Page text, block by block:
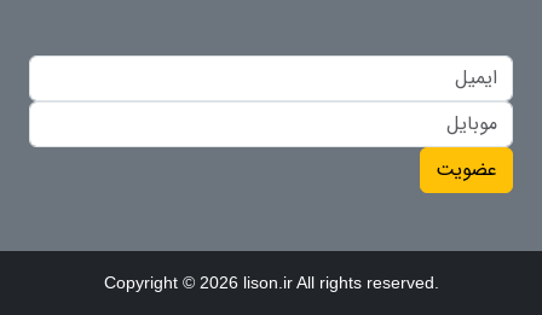
عضویت
Copyright © 2026 lison.ir All rights reserved.